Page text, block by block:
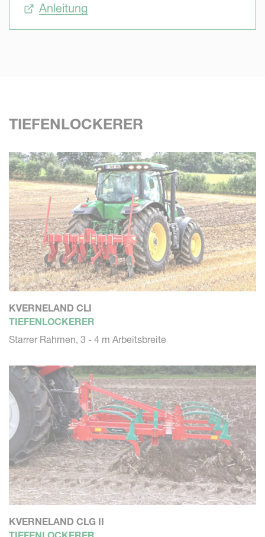
Anleitung
TIEFENLOCKERER
KVERNELAND CLI
TIEFENLOCKERER
Starrer Rahmen, 3 - 4 m Arbeitsbreite
KVERNELAND CLG II